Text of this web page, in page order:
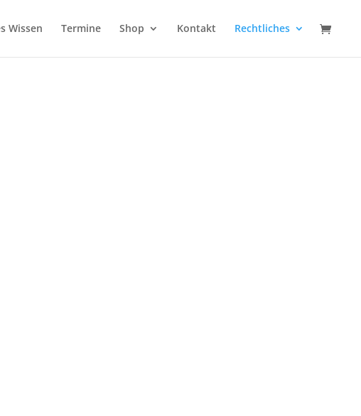
Wissen Termine Shop Kontakt Rechtliches